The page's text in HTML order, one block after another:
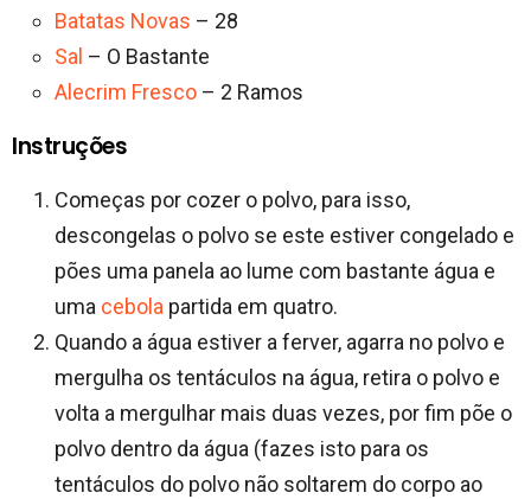
Batatas Novas – 28
Sal – O Bastante
Alecrim Fresco – 2 Ramos
Instruções
Começas por cozer o polvo, para isso,
descongelas o polvo se este estiver congelado e
pões uma panela ao lume com bastante água e
uma cebola partida em quatro.
Quando a água estiver a ferver, agarra no polvo e
mergulha os tentáculos na água, retira o polvo e
volta a mergulhar mais duas vezes, por fim põe o
polvo dentro da água (fazes isto para os
tentáculos do polvo não soltarem do corpo ao